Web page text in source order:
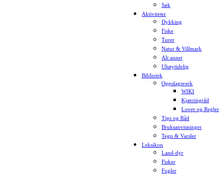
Søk
Aktiviteter
Dykking
Fiske
Turer
Natur & Villmark
Alt annet
Uhøytidelig
Bibliotek
Oppslagsverk
WIKI
Kjærringråd
Lover og Regler
Tips og Råd
Bruksanvisninger
Tegn & Varsler
Leksikon
Land-dyr
Fisker
Fugler